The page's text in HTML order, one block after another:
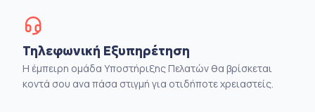
Τηλεφωνική Εξυπηρέτηση
Η έμπειρη ομάδα Υποστήριξης Πελατών θα βρίσκεται
κοντά σου ανα πάσα στιγμή για οτιδήποτε χρειαστείς.